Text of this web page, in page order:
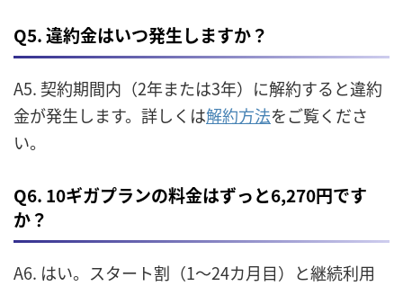
Q5. 違約金はいつ発生しますか？
A5. 契約期間内（2年または3年）に解約すると違約
金が発生します。詳しくは解約方法をご覧くださ
い。
Q6. 10ギガプランの料金はずっと6,270円です
か？
A6. はい。スタート割（1〜24カ月目）と継続利用